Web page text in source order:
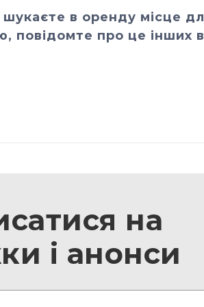
в оренду місце
повідомте про це інших
на
і анонси